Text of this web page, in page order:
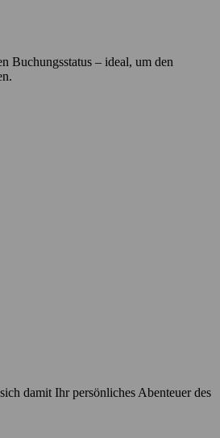
Buchungsstatus – ideal, um den
damit Ihr persönliches Abenteuer des